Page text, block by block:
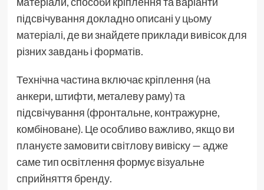
підсвічування докладно описаніу цьому
матеріалі, де ви знайдете приклади вивісок для
різних завдань і форматів.
Технічна частина включає кріплення (на
анкери, штифти, металеву раму) та
підсвічування (фронтальне, контражурне,
комбіноване). Це особливо важливо, якщо ви
плануєте замовити світлову вивіску — адже
саме тип освітлення формує візуальне
сприйняття бренду.